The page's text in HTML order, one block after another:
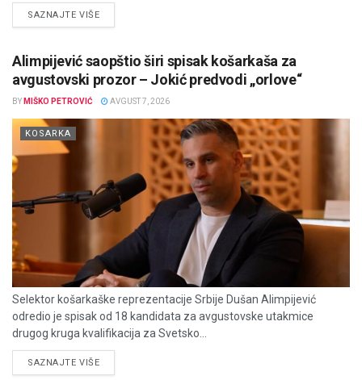
SAZNAJTE VIŠEDETAILS
Alimpijević saopštio širi spisak košarkaša za
avgustovski prozor – Jokić predvodi „orlove“
BY MIŠKO PETROVIĆ AVGUST 7, 2026
KOSARKA
Selektor košarkaške reprezentacije Srbije Dušan Alimpijević
odredio je spisak od 18 kandidata za avgustovske utakmice
drugog kruga kvalifikacija za Svetsko...
SAZNAJTE VIŠEDETAILS